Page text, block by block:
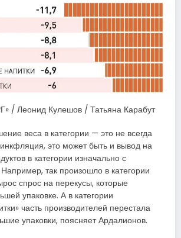
/ Леонид Кулешов / Татьяна Карабут
веса в категории — это не всегда
это может быть и вывод на
в категории изначально с
так произошло в категории
спрос на перекусы, которые
упаковке. А в категории
часть производителей перестала
упаковки, поясняет Ардалионов.